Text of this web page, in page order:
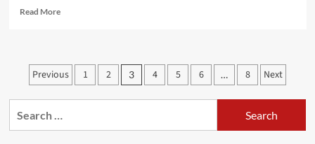
बोर्ड
में
निर्णय
Read MoreRead
नरेंद्र
गिरी
अंतिम
दर्शन
को
Posts
pagination
Previous 1 2 3 4 5 6 … 8 Next